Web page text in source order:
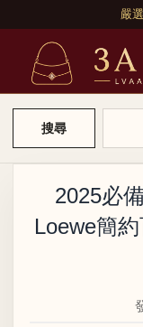
嚴
搜尋
2025必
Loewe簡